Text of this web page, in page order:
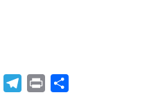
Line Telegram
Print